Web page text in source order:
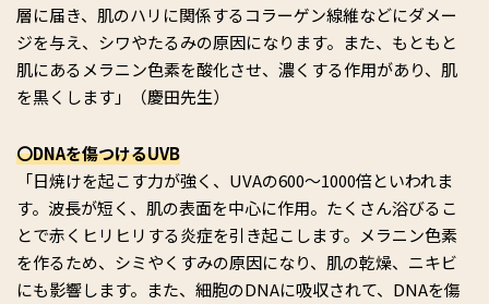
層に届き、肌のハリに関係するコラーゲン線維などにダメー
ジを与え、シワやたるみの原因になります。また、もともと
肌にあるメラニン色素を酸化させ、濃くする作用があり、肌
を黒くします」（慶田先生）
〇DNAを傷つけるUVB
「日焼けを起こす力が強く、UVAの600～1000倍といわれま
す。波長が短く、肌の表面を中心に作用。たくさん浴びるこ
とで赤くヒリヒリする炎症を引き起こします。メラニン色素
を作るため、シミやくすみの原因になり、肌の乾燥、ニキビ
にも影響します。また、細胞のDNAに吸収されて、DNAを傷